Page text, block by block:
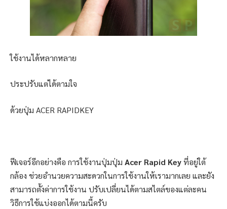
ใช้งานได้หลากหลาย
ประปรับแต่ได้ตามใจ
ด้วยปุ่ม ACER RAPIDKEY
ฟีเจอร์อีกอย่างคือ การใช้งานปุ่มปุ่ม Acer Rapid Keyที่อยู่ใต้
กล้อง ช่วยอำนวยความสะดวกในการใช้งานให้เรามากเลย และยัง
สามารถตั้งค่าการใช้งาน ปรับเปลี่ยนได้ตามสไตล์ของแต่ละคน
วิธีการใช้แบ่งออกได้ตามนี้ครับ